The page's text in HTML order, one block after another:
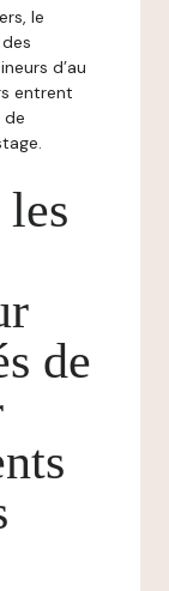
le
d’au
entrent
de
de